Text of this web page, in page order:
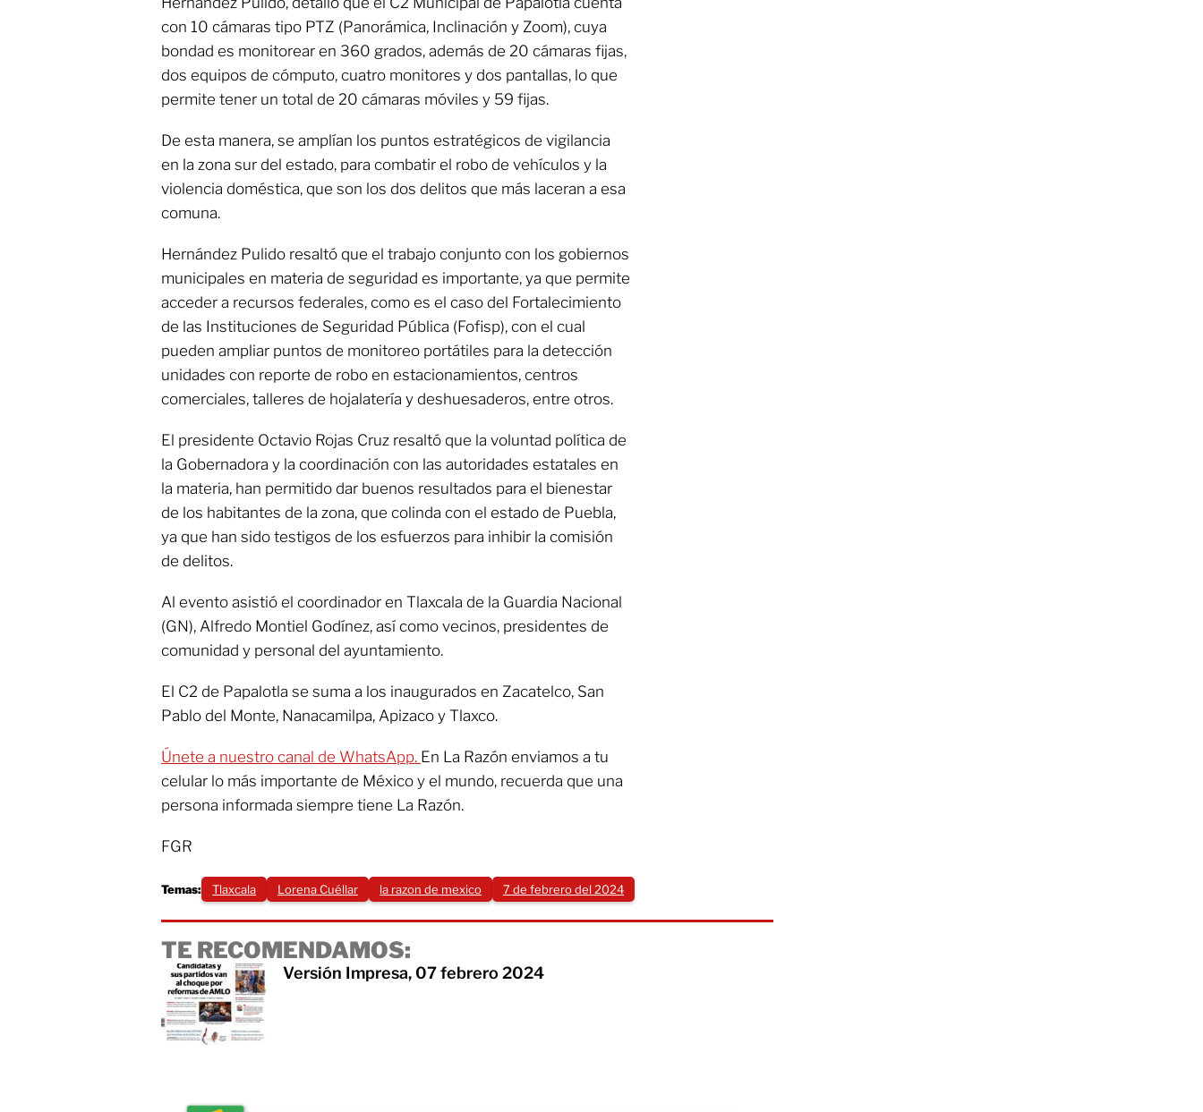
con 10 cámaras tipo PTZ (Panorámica, Inclinación y Zoom), cuya
bondad es monitorear en 360 grados, además de 20 cámaras fijas,
dos equipos de cómputo, cuatro monitores y dos pantallas, lo que
permite tener un total de 20 cámaras móviles y 59 fijas.
De esta manera, se amplían los puntos estratégicos de vigilancia
en la zona sur del estado, para combatir el robo de vehículos y la
violencia doméstica, que son los dos delitos que más laceran a esa
comuna.
Hernández Pulido resaltó que el trabajo conjunto con los gobiernos
municipales en materia de seguridad es importante, ya que permite
acceder a recursos federales, como es el caso del Fortalecimiento
de las Instituciones de Seguridad Pública (Fofisp), con el cual
pueden ampliar puntos de monitoreo portátiles para la detección
unidades con reporte de robo en estacionamientos, centros
comerciales, talleres de hojalatería y deshuesaderos, entre otros.
El presidente Octavio Rojas Cruz resaltó que la voluntad política de
la Gobernadora y la coordinación con las autoridades estatales en
la materia, han permitido dar buenos resultados para el bienestar
de los habitantes de la zona, que colinda con el estado de Puebla,
ya que han sido testigos de los esfuerzos para inhibir la comisión
de delitos.
Al evento asistió el coordinador en Tlaxcala de la Guardia Nacional
(GN), Alfredo Montiel Godínez, así como vecinos, presidentes de
comunidad y personal del ayuntamiento.
El C2 de Papalotla se suma a los inaugurados en Zacatelco, San
Pablo del Monte, Nanacamilpa, Apizaco y Tlaxco.
Únete a nuestro canal de WhatsApp. En La Razón enviamos a tu
celular lo más importante de México y el mundo, recuerda que una
persona informada siempre tiene La Razón.
FGR
Temas: Tlaxcala Lorena Cuéllar la razon de mexico 7 de febrero del 2024
TE RECOMENDAMOS:
Versión Impresa, 07 febrero 2024